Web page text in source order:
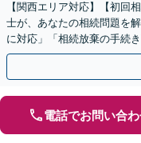
【関西エリア対応】【初回
士が、あなたの相続問題を
に対応」「相続放棄の手続
題は自分の代で解決しまし
電話でお問い合